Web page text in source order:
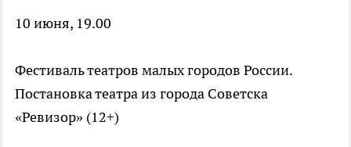
10 июня, 19.00
Фестиваль театров малых городов России.
Постановка театра из города Советска
«Ревизор» (12+)